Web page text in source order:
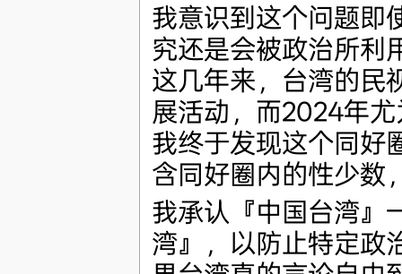
我意识到这个问题即
究还是会被政治所利
这几年来，台湾的民
展活动，而2024年
我终于发现这个同好
含同好圈内的性少数
我承认『中国台湾』
湾』，以防止特定政